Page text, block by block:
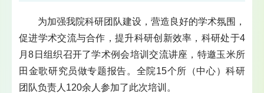
为加强我院科研团队建设，营造良好的学术氛围，
促进学术交流与合作，提升科研创新效率，科研处于4
月8日组织召开了学术例会培训交流讲座，特邀玉米所
田金歌研究员做专题报告。全院15个所（中心）科研
团队负责人120余人参加了此次培训。